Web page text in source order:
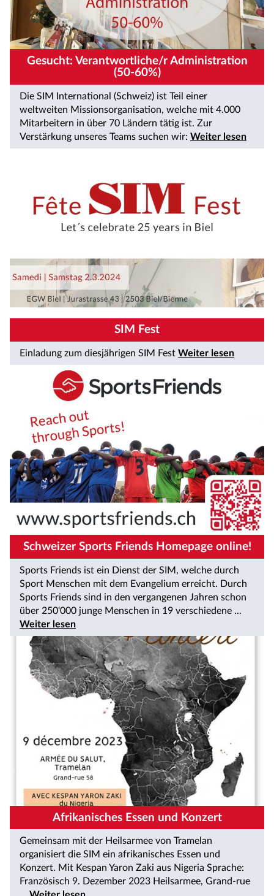
Gesucht: Verantwortliche/r Administration
(50-60%)
Die SIM International (Schweiz) ist Teil einer
weltweiten Missionsorganisation, welche mit 4.000
Mitarbeitern in über 70 Ländern tätig ist. Zur
Verstärkung unseres Teams suchen wir: Weiter lesen
SIM Fest
Einladung zum diesjährigen SIM Fest Weiter lesen
Schweizer Sports Friends Homepage online!
Sports Friends ist ein Dienst der SIM, welche durch
Sport Menschen mit dem Evangelium erreicht. Durch
Sports Friends sind in den vergangenen Jahren schon
über 250‘000 junge Menschen in 19 verschiedene ...
Weiter lesen
Afrikanisches Essen und Konzert
Gemeinsam mit der Heilsarmee von Tramelan
organisiert die SIM ein afrikanisches Essen und
Konzert. Mit Kespan Yaron Zaki aus Nigeria Sprache:
Französisch 9. Dezember 2023 Heilsarmee, Grand-rue